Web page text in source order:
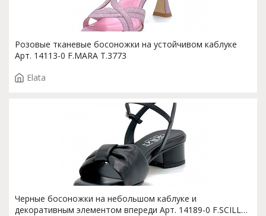
Розовые тканевые босоножки на устойчивом каблуке
Арт. 14113-0 F.MARA T.3773
Elata
Черные босоножки на небольшом каблуке и
декоративным элементом впереди Арт. 14189-0 F.SCILLA